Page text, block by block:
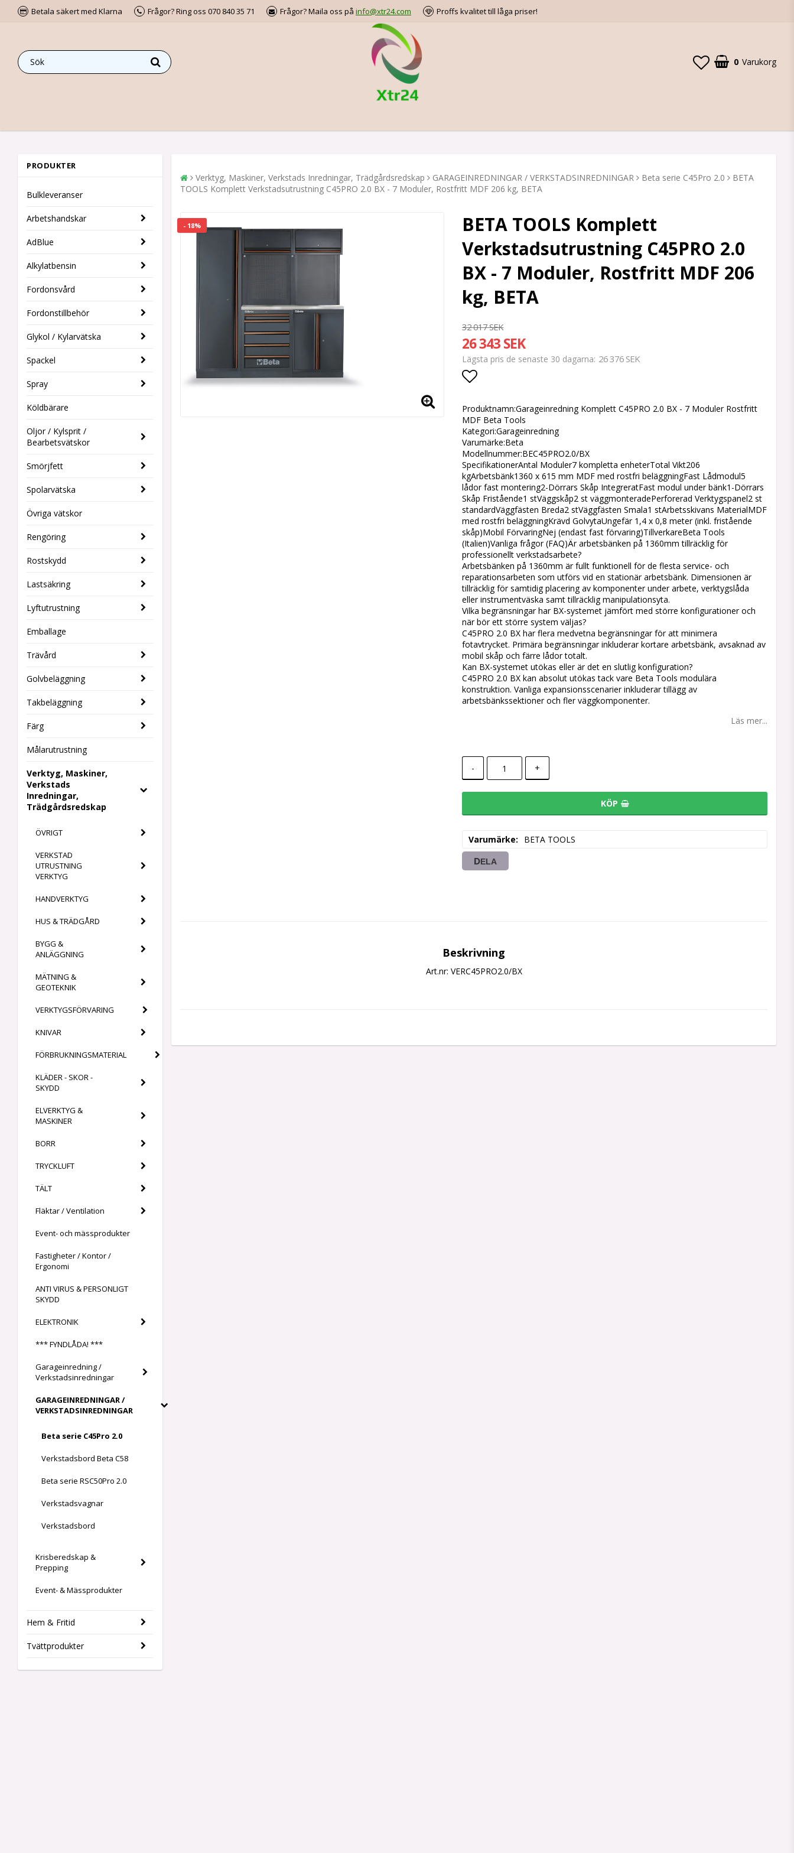
Betala säkert med Klarna Frågor? Ring oss 070 840 35 71 Frågor? Maila oss på info@xtr24.com Proffs kvalitet till låga priser!
0 Varukorg
PRODUKTER
Bulkleveranser
Arbetshandskar
AdBlue
Alkylatbensin
Fordonsvård
Fordonstillbehör
Glykol / Kylarvätska
Spackel
Spray
Köldbärare
Oljor / Kylsprit /
Bearbetsvätskor
Smörjfett
Spolarvätska
Övriga vätskor
Rengöring
Rostskydd
Lastsäkring
Lyftutrustning
Emballage
Trävård
Golvbeläggning
Takbeläggning
Färg
Målarutrustning
Verktyg, Maskiner,
Verkstads
Inredningar,
Trädgårdsredskap
ÖVRIGT
VERKSTAD
UTRUSTNING
VERKTYG
HANDVERKTYG
HUS & TRÄDGÅRD
BYGG &
ANLÄGGNING
MÄTNING &
GEOTEKNIK
VERKTYGSFÖRVARING
KNIVAR
FÖRBRUKNINGSMATERIAL
KLÄDER - SKOR -
SKYDD
ELVERKTYG &
MASKINER
BORR
TRYCKLUFT
TÄLT
Fläktar / Ventilation
Event- och mässprodukter
Fastigheter / Kontor /
Ergonomi
ANTI VIRUS & PERSONLIGT
SKYDD
ELEKTRONIK
*** FYNDLÅDA! ***
Garageinredning /
Verkstadsinredningar
GARAGEINREDNINGAR /
VERKSTADSINREDNINGAR
Beta serie C45Pro 2.0
Verkstadsbord Beta C58
Beta serie RSC50Pro 2.0
Verkstadsvagnar
Verkstadsbord
Krisberedskap &
Prepping
Event- & Mässprodukter
Hem & Fritid
Tvättprodukter
Verktyg, Maskiner, Verkstads Inredningar, Trädgårdsredskap GARAGEINREDNINGAR / VERKSTADSINREDNINGAR Beta serie C45Pro 2.0
BETA
TOOLS Komplett Verkstadsutrustning C45PRO 2.0 BX - 7 Moduler, Rostfritt MDF 206 kg, BETA
- 18%
BETA TOOLS Komplett
Verkstadsutrustning C45PRO 2.0
BX - 7 Moduler, Rostfritt MDF 206
kg, BETA
32 017 SEK
26 343 SEK
Lägsta pris de senaste 30 dagarna 26 376 SEK
Produktnamn:Garageinredning Komplett C45PRO 2.0 BX - 7 Moduler Rostfritt
MDF Beta Tools
Kategori:Garageinredning
Varumärke:Beta
Modellnummer:BEC45PRO2.0/BX
SpecifikationerAntal Moduler7 kompletta enheterTotal Vikt206
kgArbetsbänk1360 x 615 mm MDF med rostfri beläggningFast Lådmodul5
lådor fast montering2-Dörrars Skåp IntegreratFast modul under bänk1-Dörrars
Skåp Fristående1 stVäggskåp2 st väggmonteradePerforerad Verktygspanel2 st
standardVäggfästen Breda2 stVäggfästen Smala1 stArbetsskivans MaterialMDF
med rostfri beläggningKrävd GolvytaUngefär 1,4 x 0,8 meter (inkl. fristående
skåp)Mobil FörvaringNej (endast fast förvaring)TillverkareBeta Tools
(Italien)Vanliga frågor (FAQ)Är arbetsbänken på 1360mm tillräcklig för
professionellt verkstadsarbete?
Arbetsbänken på 1360mm är fullt funktionell för de flesta service- och
reparationsarbeten som utförs vid en stationär arbetsbänk. Dimensionen är
tillräcklig för samtidig placering av komponenter under arbete, verktygslåda
eller instrumentväska samt tillräcklig manipulationsyta.
Vilka begränsningar har BX-systemet jämfört med större konfigurationer och
när bör ett större system väljas?
C45PRO 2.0 BX har flera medvetna begränsningar för att minimera
fotavtrycket. Primära begränsningar inkluderar kortare arbetsbänk, avsaknad av
mobil skåp och färre lådor totalt.
Kan BX-systemet utökas eller är det en slutlig konfiguration?
C45PRO 2.0 BX kan absolut utökas tack vare Beta Tools modulära
konstruktion. Vanliga expansionsscenarier inkluderar tillägg av
arbetsbänkssektioner och fler väggkomponenter.
Läs mer...
- +
KÖP
Varumärke BETA TOOLS
DELA
Beskrivning
Art.nr: VERC45PRO2.0/BX